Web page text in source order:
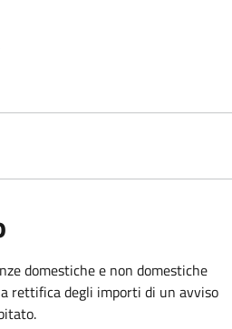
domestiche e non domestiche
rettifica degli importi di un avviso